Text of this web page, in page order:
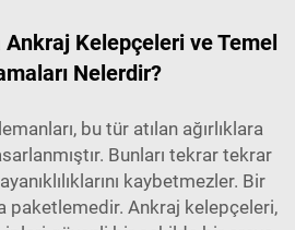
Kelepçeleri ve Temel
Nelerdir?
bu tür atılan ağırlıklara
Bunları tekrar tekrar
kaybetmezler. Bir
paketlemedir. Ankraj kelepçeleri,